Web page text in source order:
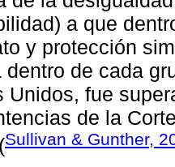
a que
y protección
dentro de cada
Unidos, fue
de la
Sullivan & Gunther,